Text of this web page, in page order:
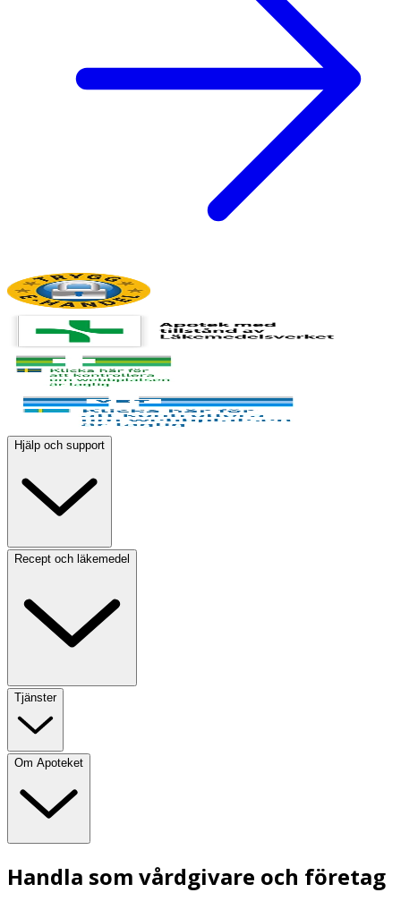
Hjälp och support
Recept och läkemedel
Tjänster
Om Apoteket
Handla som vårdgivare och företag